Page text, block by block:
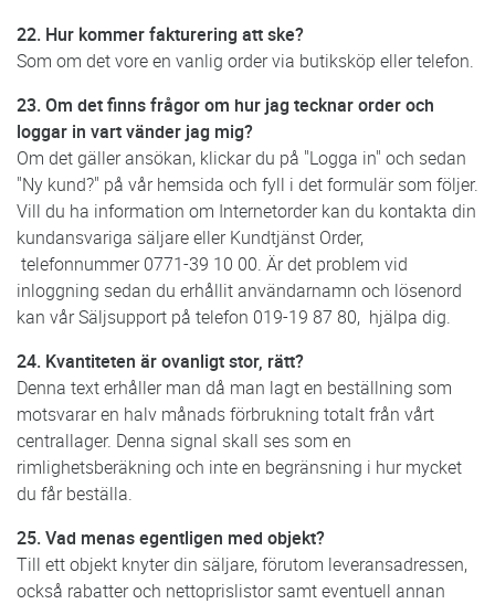
22. Hur kommer fakturering att ske?
Som om det vore en vanlig order via butiksköp eller telefon.
23. Om det finns frågor om hur jag tecknar order och
loggar in vart vänder jag mig?
Om det gäller ansökan, klickar du på "Logga in" och sedan
"Ny kund?" på vår hemsida och fyll i det formulär som följer.
Vill du ha information om Internetorder kan du kontakta din
kundansvariga säljare eller Kundtjänst Order,
telefonnummer 0771-39 10 00. Är det problem vid
inloggning sedan du erhållit användarnamn och lösenord
kan vår Säljsupport på telefon 019-19 87 80, hjälpa dig.
24. Kvantiteten är ovanligt stor, rätt?
Denna text erhåller man då man lagt en beställning som
motsvarar en halv månads förbrukning totalt från vårt
centrallager. Denna signal skall ses som en
rimlighetsberäkning och inte en begränsning i hur mycket
du får beställa.
25. Vad menas egentligen med objekt?
Till ett objekt knyter din säljare, förutom leveransadressen,
också rabatter och nettoprislistor samt eventuell annan